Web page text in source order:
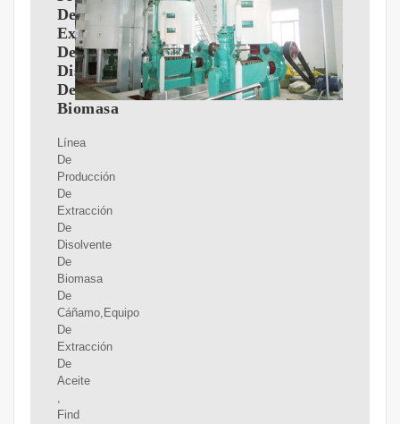
De
Extracción
De
Disolvente
De
Biomasa
Línea
De
Producción
De
Extracción
De
Disolvente
De
Biomasa
De
Cáñamo,Equipo
De
Extracción
De
Aceite
,
Find